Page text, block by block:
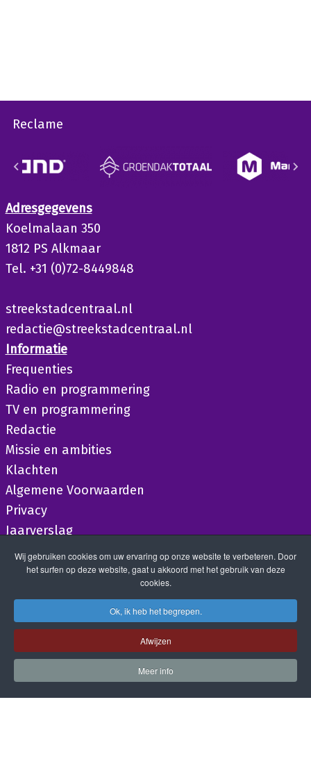
Reclame
Adresgegevens
Koelmalaan 350
1812 PS Alkmaar
Tel. +31 (0)72-8449848
streekstadcentraal.nl
redactie@streekstadcentraal.nl
Informatie
Frequenties
Radio en programmering
TV en programmering
Redactie
Missie en ambities
Klachten
Algemene Voorwaarden
Privacy
Jaarverslag
Wij gebruiken cookies om uw ervaring op onze website te verbeteren. Door
het surfen op deze website, gaat u akkoord met het gebruik van deze
cookies.
Ok, ik heb het begrepen.
Afwijzen
Meer info